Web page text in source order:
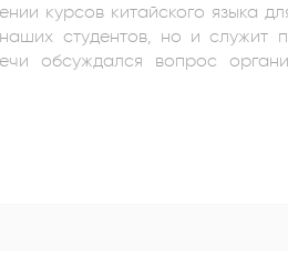
курсов китайского языка
студентов, но и служит прочным
обсуждался вопрос